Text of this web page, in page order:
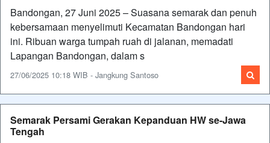
Bandongan, 27 Juni 2025 – Suasana semarak dan penuh
kebersamaan menyelimuti Kecamatan Bandongan hari
ini. Ribuan warga tumpah ruah di jalanan, memadati
Lapangan Bandongan, dalam s
27/06/2025 10:18 WIB - Jangkung Santoso
Semarak Persami Gerakan Kepanduan HW se-Jawa
Tengah